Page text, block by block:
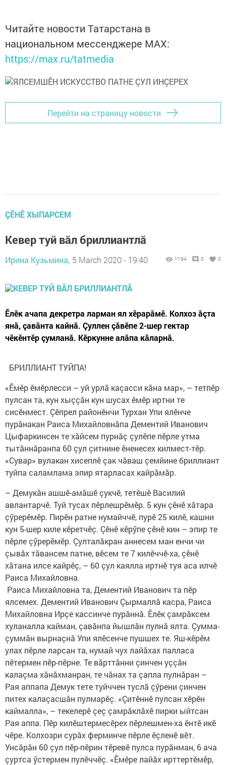
Читайте новости Татарстана в
национальном мессенджере MАХ:
https://max.ru/tatmedia
Перейти на страницу новости
ÇӖНӖ ХЫПАРСЕМ
Кевер туй вӑл бриллиантлӑ
Ирина Кузьмина, 5 March 2020 - 19:40 1194 0 0
Ӗлӗк ачапа декретра ларман ял хӗрарăмӗ. Колхоз ăçта
янă, çавăнта кайнă. Çуллен çăвӗпе 2-шер гектар
чӗкӗнтӗр çумланă. Кӗркунне алăпа кăларнă.
БРИЛЛИАНТ ТУЙПА!
«Ӗмӗр ӗмӗрлесси – уй урлă каçасси кăна мар», – тетпӗр
пулсан та, кун хыççăн кун шусах ӗмӗр иртни те
сисӗнмест. Çӗпрел районӗнчи Турхан Упи ялӗнче
пурăнакан Раиса Михайловнăпа Дементий Иванович
Цыфаркинсен те хăйсем пурнăç çулӗпе пӗрле утма
тытăннăранпа 60 çул çитнине ӗненесех килмест-тӗр.
«Сувар» вулакан хисеплӗ çак чăваш çемйине бриллиант
туйпа саламлама эпир ятарласах кайрăмăр.
– Демукăн ашшӗ-амăшӗ çукчӗ, тетӗшӗ Василий
авлантарчӗ. Туй тусах пӗрлешрӗмӗр. 5 кун çӗнӗ хăтара
çӳрерӗмӗр. Пирӗн ратне нумайччӗ, пурӗ 25 килӗ, кашни
кун​ 5-шер киле кӗретчӗç. Çӗнӗ кӗрӳпе çӗнӗ кин – эпир те
пӗрле çӳрерӗмӗр. Çулталăкран​ аннесем ман енчи чи
çывăх тăвансем патне, вӗсем те 7 килӗччӗ-ха, çӗнӗ
хăтана илсе кайрӗç, – 60 çул каялла иртнӗ туя аса илчӗ
Раиса Михайловна.
​ Раиса Михайловна та,​ Дементий Иванович та пӗр
ялсемех. Дементий Иванович​ Çырмаллă касра, Раиса
Михайловна Ирçе кассинче пурăннă.​ Ӗлӗк çамрăксем
хуланалла кайман, çавăнпа​ йышлăн пулнă ялта. Çумма-
çуммăн вырнаçнă Упи ялӗсенче пушшех те. Яш-кӗрӗм
улах пӗрле ларсан та, нумай чух лайăхах палласа
пӗтермен пӗр-пӗрне.​ Те вăрттăнни çинчен уççăн
калаçма хăнăхманран, те чăнах та çапла пулнăран –​
Рая аппапа Демук тете туйччен туслă çӳрени çинчен
питех калаçасшăн пулмарӗç. «Çитӗннӗ пулсан хӗрӗн
каймалла», – текелерӗ çеç çамрăклăхӗ пирки ыйтсан
Рая аппа. Пӗр килӗштермесӗрех пӗрлешмен-ха ӗнтӗ икӗ
чӗре. Колхозри сурăх ферминче пӗрле ӗçленӗ вӗт.
Унсăрăн 60 çул пӗр-пӗрин тӗревӗ пулса пурăнман, 6 ача
çуртса ӳстермен пулӗччӗç. «Ӗмӗре лайăх ирттертӗмӗр,